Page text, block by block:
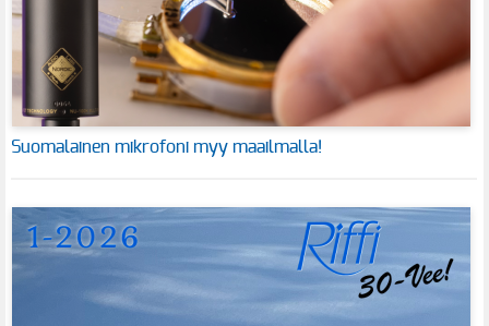
Suomalainen mikrofoni myy maailmalla!